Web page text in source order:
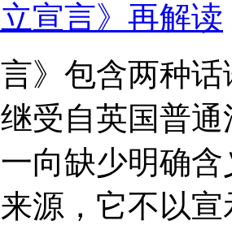
宣言》再解读
言》包含两种
受自英国普
向缺少明确
源，它不以